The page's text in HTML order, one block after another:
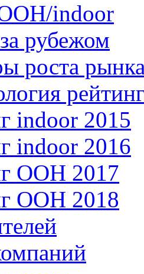
indoor
рубежом
роста
indoor 2015
indoor 2016
OOH 2017
OOH 2018